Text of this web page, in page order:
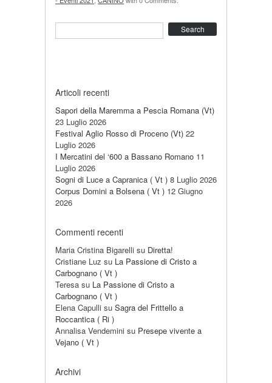
Articoli recenti
Sapori della Maremma a Pescia Romana (Vt)
23 Luglio 2026
Festival Aglio Rosso di Proceno (Vt) 22
Luglio 2026
I Mercatini del ‘600 a Bassano Romano 11
Luglio 2026
Sogni di Luce a Capranica ( Vt ) 8 Luglio 2026
Corpus Domini a Bolsena ( Vt ) 12 Giugno
2026
Commenti recenti
Maria Cristina Bigarelli su Diretta!
Cristiane Luz su La Passione di Cristo a
Carbognano ( Vt )
Teresa su La Passione di Cristo a
Carbognano ( Vt )
Elena Capulli su Sagra del Frittello a
Roccantica ( Ri )
Annalisa Vendemini su Presepe vivente a
Vejano ( Vt )
Archivi